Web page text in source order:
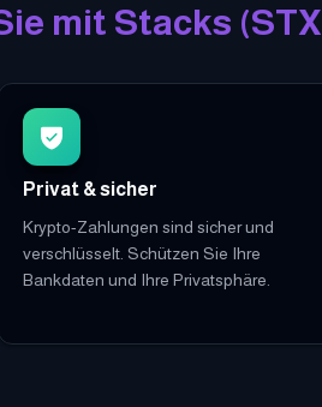
mit Stacks (STX
Privat & sicher
Krypto-Zahlungen sind sicher und
verschlüsselt. Schützen Sie Ihre
Bankdaten und Ihre Privatsphäre.